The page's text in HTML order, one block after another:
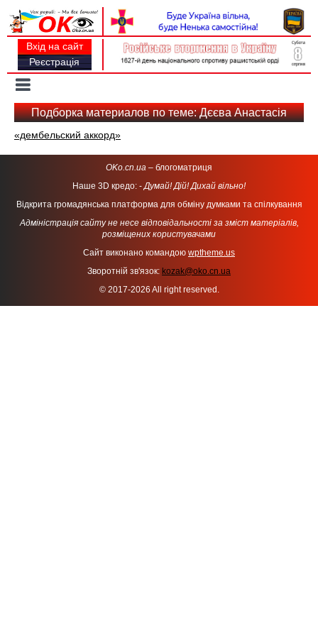
Вхід на сайт
Реєстрація
navigation
Подборка материалов по теме: Дєєва Анастасія
«дембельский аккорд»
OKo.cn.ua – блогоматриця
Наше 3D кредо: -Думай! Дій! Дихай вільно!
Відкрита громадянська платформа для обміну думками та спілкування
Адміністрація сайту не несе відповідальності за зміст матеріалів,
розміщених користувачами
Сайт виконано командою wptheme.us
Зворотній зв'язок: kozak@oko.cn.ua
© 2017-2026 All right reserved.